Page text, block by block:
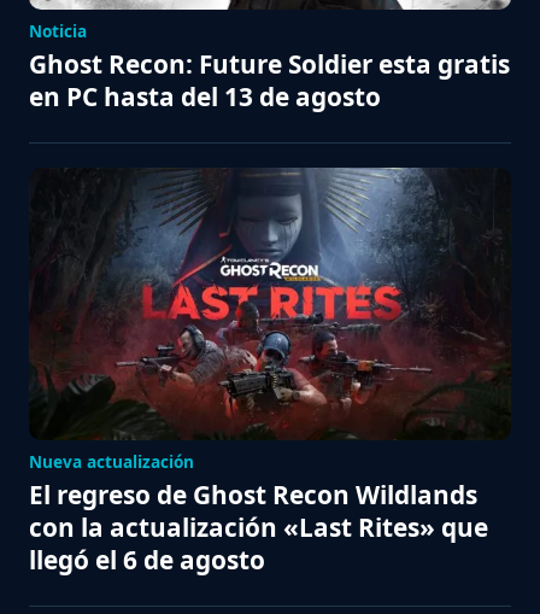
Noticia
Ghost Recon: Future Soldier esta gratis
en PC hasta del 13 de agosto
Nueva actualización
El regreso de Ghost Recon Wildlands
con la actualización «Last Rites» que
llegó el 6 de agosto